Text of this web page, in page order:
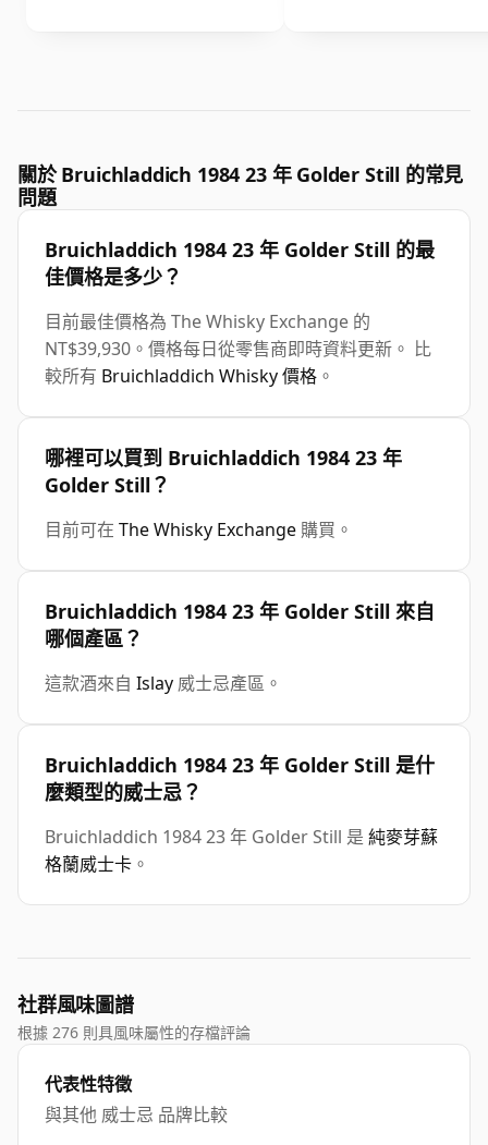
關於 Bruichladdich 1984 23 年 Golder Still 的常見
問題
Bruichladdich 1984 23 年 Golder Still 的最
佳價格是多少？
目前最佳價格為 The Whisky Exchange 的
NT$39,930。價格每日從零售商即時資料更新。 比
較所有 Bruichladdich Whisky 價格 。
哪裡可以買到 Bruichladdich 1984 23 年
Golder Still？
目前可在 The Whisky Exchange 購買。
Bruichladdich 1984 23 年 Golder Still 來自
哪個產區？
這款酒來自 Islay 威士忌產區。
Bruichladdich 1984 23 年 Golder Still 是什
麼類型的威士忌？
Bruichladdich 1984 23 年 Golder Still 是 純麥芽蘇
格蘭威士卡 。
社群風味圖譜
根據 276 則具風味屬性的存檔評論
代表性特徵
與其他 威士忌 品牌比較